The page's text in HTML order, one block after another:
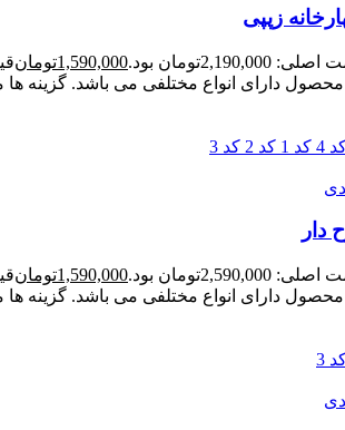
زپپی
2,190,000تومان بود. 1,590,000تومان
محصول دارای انواع مختلفی می باشد.
4 کد 1 کد 2 کد 3
دار
2,590,000تومان بود. 1,590,000تومان
محصول دارای انواع مختلفی می باشد.
3